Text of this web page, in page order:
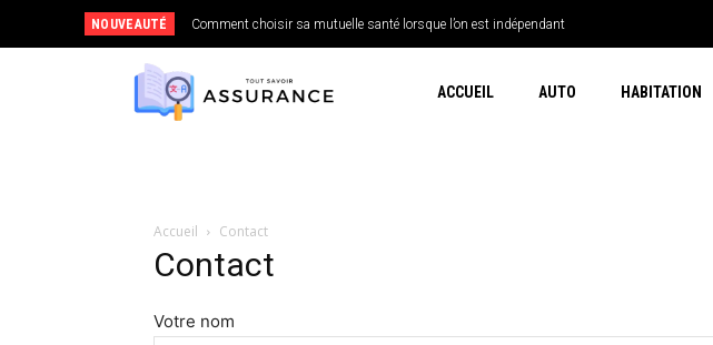
NOUVEAUTÉ Comment choisir sa mutuelle santé lorsque l’on est indépendant
ACCUEIL AUTO HABITATION
Accueil Contact
Contact
Votre nom